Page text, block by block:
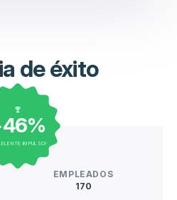
de éxito
EMPLEADOS
170
IMPULSO!